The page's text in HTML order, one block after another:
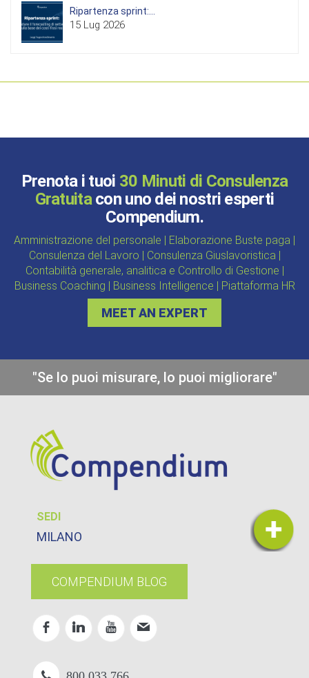
Ripartenza sprint:...
15 Lug 2026
Prenota i tuoi 30 Minuti di Consulenza
Gratuitacon uno dei nostri esperti
Compendium.
Amministrazione del personale | Elaborazione Buste paga |
Consulenza del Lavoro | Consulenza Giuslavoristica |
Contabilità generale, analitica e Controllo di Gestione |
Business Coaching | Business Intelligence | Piattaforma HR
MEET AN EXPERT
"Se lo puoi misurare, lo puoi migliorare"
SEDI
MILANO
COMPENDIUM BLOG